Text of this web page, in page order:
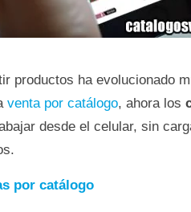
productos ha evolucionado
venta por catálogo, ahora los
desde el celular, sin
por catálogo